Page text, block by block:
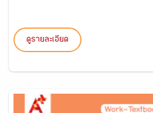
ดูรายละเอียด